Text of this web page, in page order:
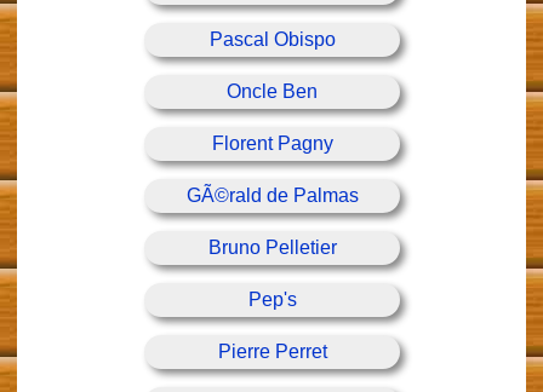
Pascal Obispo
Oncle Ben
Florent Pagny
GÃ©rald de Palmas
Bruno Pelletier
Pep's
Pierre Perret